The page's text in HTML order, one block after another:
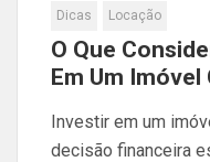
Dicas Locação
O Que
Em Um Imóvel
Investir em um
decisão financeira